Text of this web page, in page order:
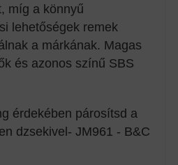
míg a könnyű
lehetőségek remek
a márkának. Magas
és azonos színű SBS
érdekében párosítsd a
dzsekivel- JM961 - B&C